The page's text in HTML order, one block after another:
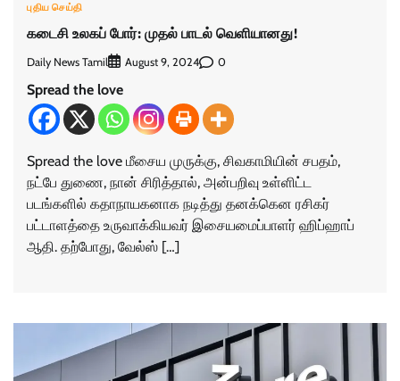
புதிய செய்தி
கடைசி உலகப் போர்: முதல் பாடல் வெளியானது!
Daily News Tamil August 9, 2024 0
Spread the love
Spread the love மீசைய முருக்கு, சிவகாமியின் சபதம்,
நட்பே துணை, நான் சிரித்தால், அன்பறிவு உள்ளிட்ட
படங்களில் கதாநாயகனாக நடித்து தனக்கென ரசிகர்
பட்டாளத்தை உருவாக்கியவர் இசையமைப்பாளர் ஹிப்ஹாப்
ஆதி. தற்போது, வேல்ஸ் […]